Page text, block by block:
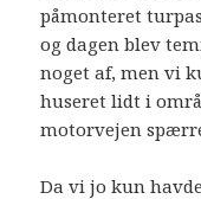
påmonteret
og dagen blev
noget af, men vi
huseret lidt i
motorvejen
Da vi jo kun